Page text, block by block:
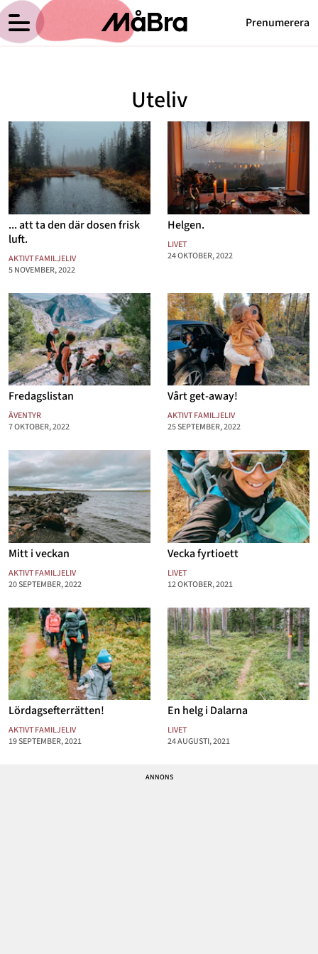
Prenumerera
Medicin
Psykologi
Vikt
Relationer
Nyttig mat
Senaste nytt
Reportage
Mode & skönhet
Resor
Feelgood
Motherhood
Bloggar
Mer
Anna Haags blogg Meny
Hem
Om Anna
Kategorier
Arkiv
Kontakt
Uteliv
... att ta den där dosen frisk
luft.
AKTIVT FAMILJELIV
5 NOVEMBER, 2022
Helgen.
LIVET
24 OKTOBER, 2022
Fredagslistan
ÄVENTYR
7 OKTOBER, 2022
Vårt get-away!
AKTIVT FAMILJELIV
25 SEPTEMBER, 2022
Mitt i veckan
AKTIVT FAMILJELIV
20 SEPTEMBER, 2022
Vecka fyrtioett
LIVET
12 OKTOBER, 2021
Lördagsefterrätten!
AKTIVT FAMILJELIV
19 SEPTEMBER, 2021
En helg i Dalarna
LIVET
24 AUGUSTI, 2021